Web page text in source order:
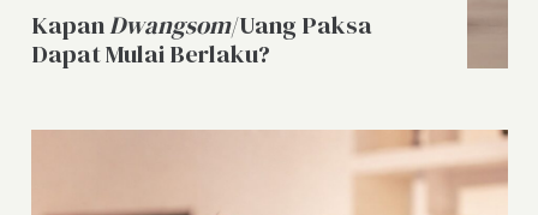
KapanDwangsom/Uang Paksa
Dapat Mulai Berlaku?